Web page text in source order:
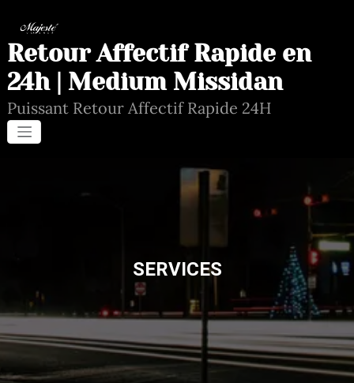
contenu
Retour Affectif Rapide en
24h | Medium Missidan
Puissant Retour Affectif Rapide 24H
SERVICES